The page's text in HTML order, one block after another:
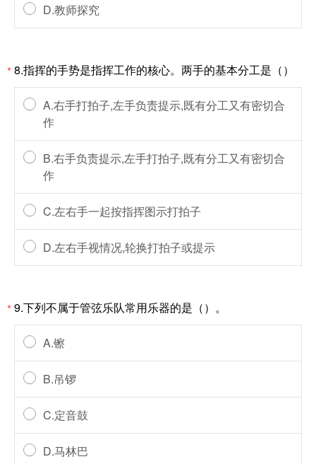
D.教师探究
*8.指挥的手势是指挥工作的核心。两手的基本分工是（）
A.右手打拍子,左手负责提示,既有分工又有密切合
作
B.右手负责提示,左手打拍子,既有分工又有密切合
作
C.左右手一起按指挥图示打拍子
D.左右手视情况,轮换打拍子或提示
*9.下列不属于管弦乐队常用乐器的是（）。
A.镲
B.吊锣
C.定音鼓
D.马林巴